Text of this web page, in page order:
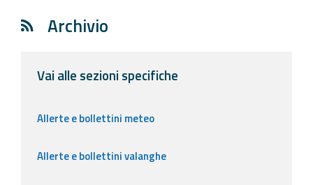
About the
project
Archivio
Vai alle sezioni specifiche
Allerte e bollettini meteo
Allerte e bollettini valanghe